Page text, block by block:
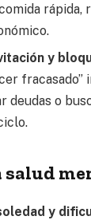
rápida,
y
fracasado”
deudas o
salud
y